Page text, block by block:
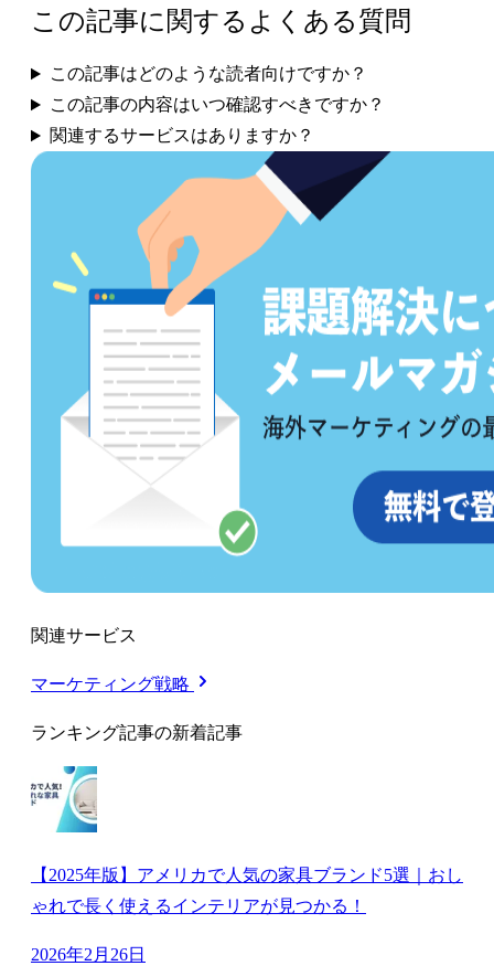
この記事に関するよくある質問
この記事はどのような読者向けですか？
この記事の内容はいつ確認すべきですか？
関連するサービスはありますか？
関連サービス
マーケティング戦略
ランキング記事の新着記事
【2025年版】アメリカで人気の家具ブランド5選｜おし
ゃれで長く使えるインテリアが見つかる！
2026年2月26日